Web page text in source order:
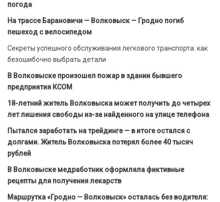
погода
На трассе Барановичи — Волковыск — Гродно погиб
пешеход с велосипедом
Секреты успешного обслуживания легкового транспорта: как
безошибочно выбрать детали
В Волковыске произошел пожар в здании бывшего
предприятия КСОМ
18-летний житель Волковыска может получить до четырех
лет лишения свободы из-за найденного на улице телефона
Пытался заработать на трейдинге — в итоге остался с
долгами. Житель Волковыска потерял более 40 тысяч
рублей
В Волковыске медработник оформляла фиктивные
рецепты для получения лекарств
Маршрутка «Гродно — Волковыск» осталась без водителя: